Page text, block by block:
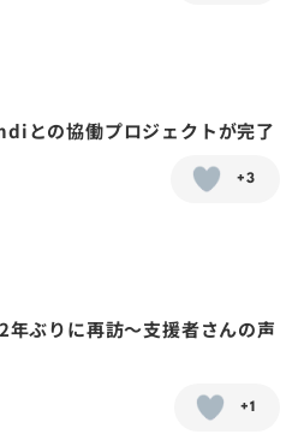
との協働プロジェクトが完了
+3
年ぶりに再訪〜支援者さんの声
+1